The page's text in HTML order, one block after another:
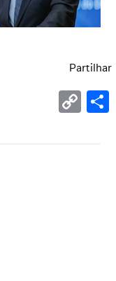
Partilhar